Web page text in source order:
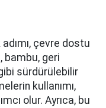
çevre dostu
bambu, geri
sürdürülebilir
kullanımı,
olur. Ayrıca, bu